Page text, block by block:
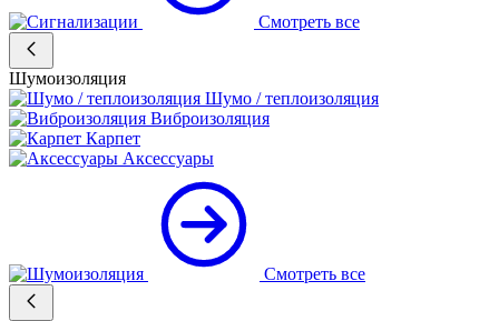
Смотреть все
Шумоизоляция
Шумо / теплоизоляция
Виброизоляция
Карпет
Аксессуары
Смотреть все